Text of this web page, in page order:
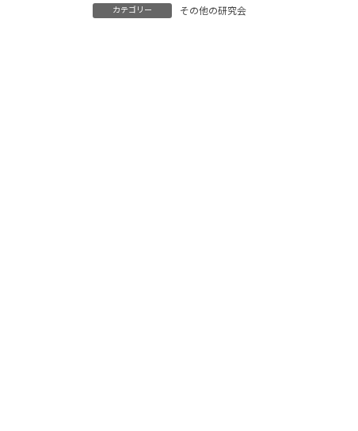
カテゴリー その他の研究会